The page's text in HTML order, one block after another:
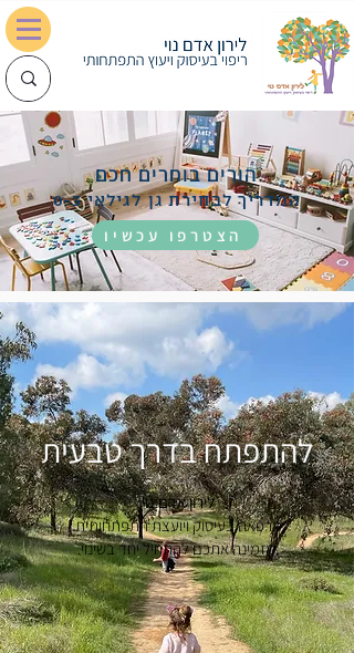
0548028702
lironadam@gmail.com
הורים בוחרים חכם
המדריך לבחירת גן לגילאי 0-3
הצטרפו עכשיו
לירון אדם נוי,
מרפאה בעיסוק ויועצת התפתחותית.
מזמינה אתכם להתחיל יחד בשינוי.
להתפתח בדרך טבעית